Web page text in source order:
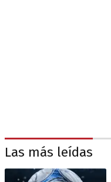
Las más leídas